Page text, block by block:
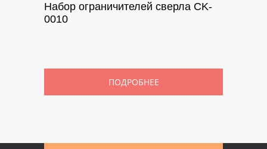
Набор ограничителей сверла CK-
0010
ПОДРОБНЕЕ